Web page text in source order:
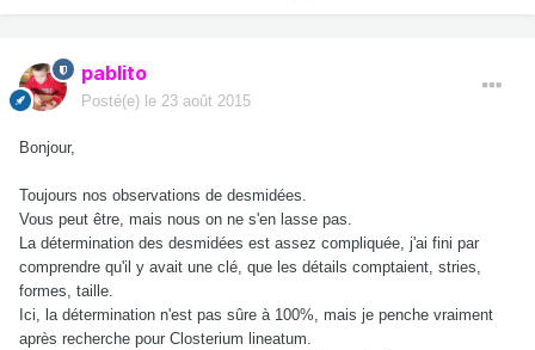
pablito
Posté(e) le 23 août 2015
Bonjour,
Toujours nos observations de desmidées.
Vous peut être, mais nous on ne s'en lasse pas.
La détermination des desmidées est assez compliquée, j'ai fini par
comprendre qu'il y avait une clé, que les détails comptaient, stries,
formes, taille.
Ici, la détermination n'est pas sûre à 100%, mais je penche vraiment
après recherche pour Closterium lineatum.